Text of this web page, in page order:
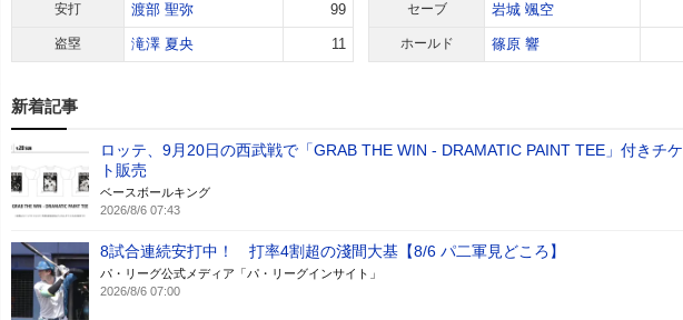
安打 渡部 聖弥 99
盗塁 滝澤 夏央 11
セーブ 岩城 颯空
ホールド 篠原 響
新着記事
ロッテ、9月20日の西武戦で「GRAB THE WIN - DRAMATIC PAINT TEE」付きチ
ト販売
ベースボールキング
2026/8/6 07:43
8試合連続安打中！ 打率4割超の淺間大基【8/6 パ二軍見どころ】
パ・リーグ公式メディア「パ・リーグインサイト」
2026/8/6 07:00